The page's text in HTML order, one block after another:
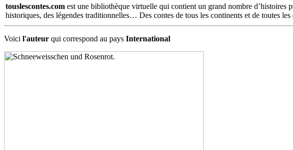
touslescontes.com est une bibliothèque virtuelle qui contient un grand nombre d’histoires
historiques, des légendes traditionnelles… Des contes de tous les continents et de toutes
Voici l'auteur qui correspond au pays International